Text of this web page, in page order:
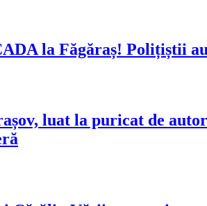
la Făgăraș! Polițiștii
luat la puricat de